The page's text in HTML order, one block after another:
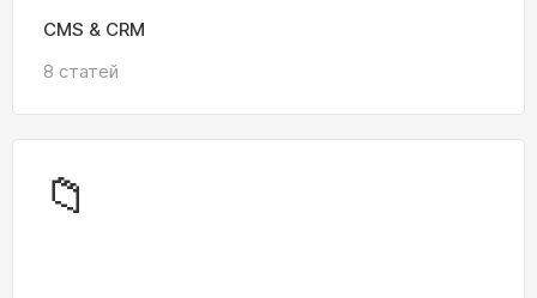
CMS & CRM
8 статей
📁